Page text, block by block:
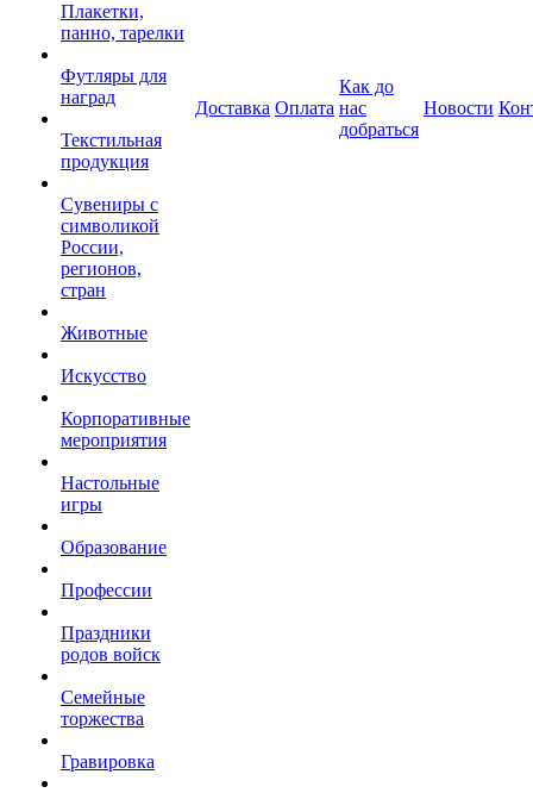
Плакетки,
панно, тарелки
Футляры для
наград
Текстильная
продукция
Сувениры с
символикой
России,
регионов,
стран
Животные
Искусство
Корпоративные
мероприятия
Настольные
игры
Образование
Профессии
Праздники
родов войск
Семейные
торжества
Гравировка
Доставка Оплата
Как до
нас
добраться
Новости